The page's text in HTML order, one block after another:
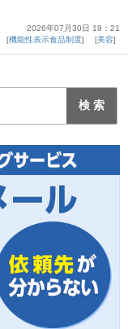
2026年07月30日 19：21
機能性表示食品制度 美容